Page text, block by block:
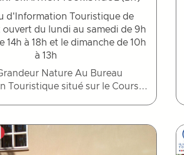
d'Information Touristique de
ouvert du lundi au samedi de 9h
14h à 18h et le dimanche de 10h
à 13h
Nature Au Bureau
Touristique situé sur le Cours...